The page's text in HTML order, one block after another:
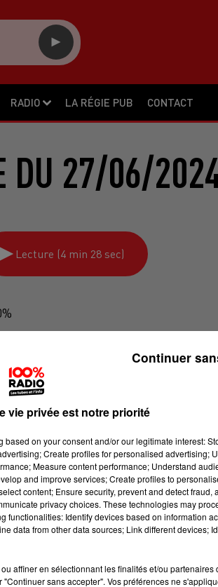
RADIO LA RÉGIE PUB CONTACT
DU 27/06/
Lecture (4 min 28 sec)
vie privée est notre priorité
based on your consent and/or our legitimate interest:
Create profiles for personalised advertising;
Measure content performance; Understand
and improve services; Create profiles to
content; Ensure security, prevent and detect fraud,
privacy choices. These technologies may
functionalities: Identify devices based on information
data from other data sources; Link different devices;
affiner en sélectionnant les finalités et/ou partenaires
sans accepter". Vos préférences ne
Continuer